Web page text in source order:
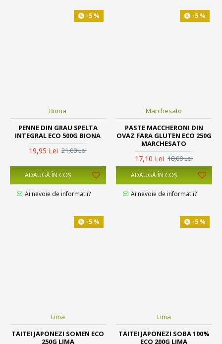
-5 %
Biona
PENNE DIN GRAU SPELTA
INTEGRAL ECO 500G BIONA
19,95 Lei 21,00 Lei
ADAUGĂ ÎN COŞ
Ai nevoie de informatii?
-5 %
Marchesato
PASTE MACCHERONI DIN
OVAZ FARA GLUTEN ECO 250G
MARCHESATO
17,10 Lei 18,00 Lei
ADAUGĂ ÎN COŞ
Ai nevoie de informatii?
-5 %
Lima
TAITEI JAPONEZI SOMEN ECO
250G LIMA
-5 %
Lima
TAITEI JAPONEZI SOBA 100%
ECO 200G LIMA